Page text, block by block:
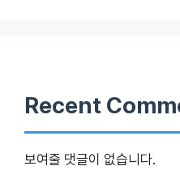
Recent
보여줄 댓글이 없습니다.